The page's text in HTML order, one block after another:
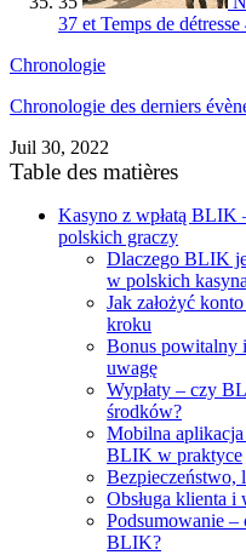
37 et Temps de détresse
Chronologie
Chronologie des derniers
Juil 30, 2022
Table des matières
Kasyno z wpłatą BLIK
polskich graczy
Dlaczego BLIK
w polskich
Jak założyć
kroku
Bonus powitalny
uwagę
Wypłaty – czy
środków?
Mobilna
BLIK w praktyce
Bezpieczeństwo,
Obsługa klienta i
Podsumowanie –
BLIK?